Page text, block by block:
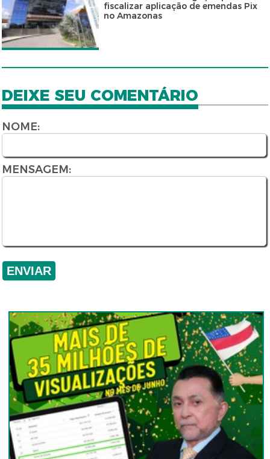
fiscalizar aplicação de emendas Pix
no Amazonas
DEIXE SEU COMENTÁRIO
NOME:
MENSAGEM: